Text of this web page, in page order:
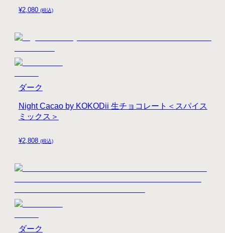
¥2,080 (税込)
¥2,808 (税込)
Night Cacao by KOKODii 生チョコレート＜スパイス
ミックス＞
ダーク
ダーク